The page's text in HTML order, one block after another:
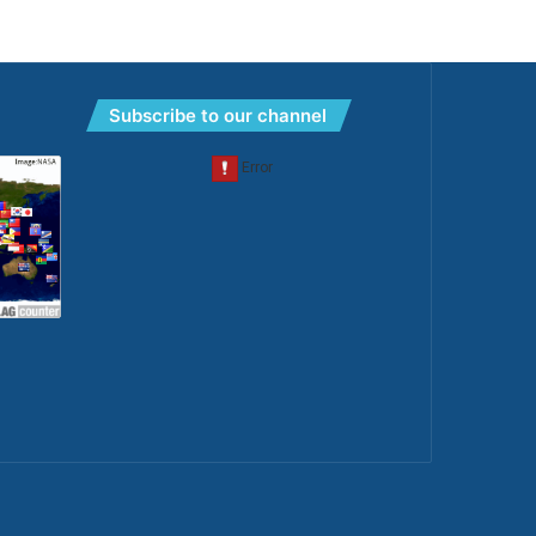
Subscribe to our channel